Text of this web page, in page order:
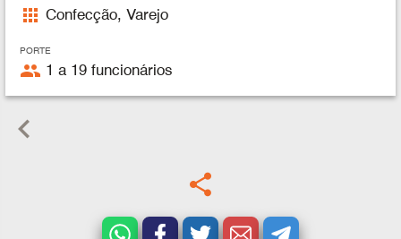
apps Confecção, Varejo
PORTE
people 1 a 19 funcionários
keyboard_arrow_left
share